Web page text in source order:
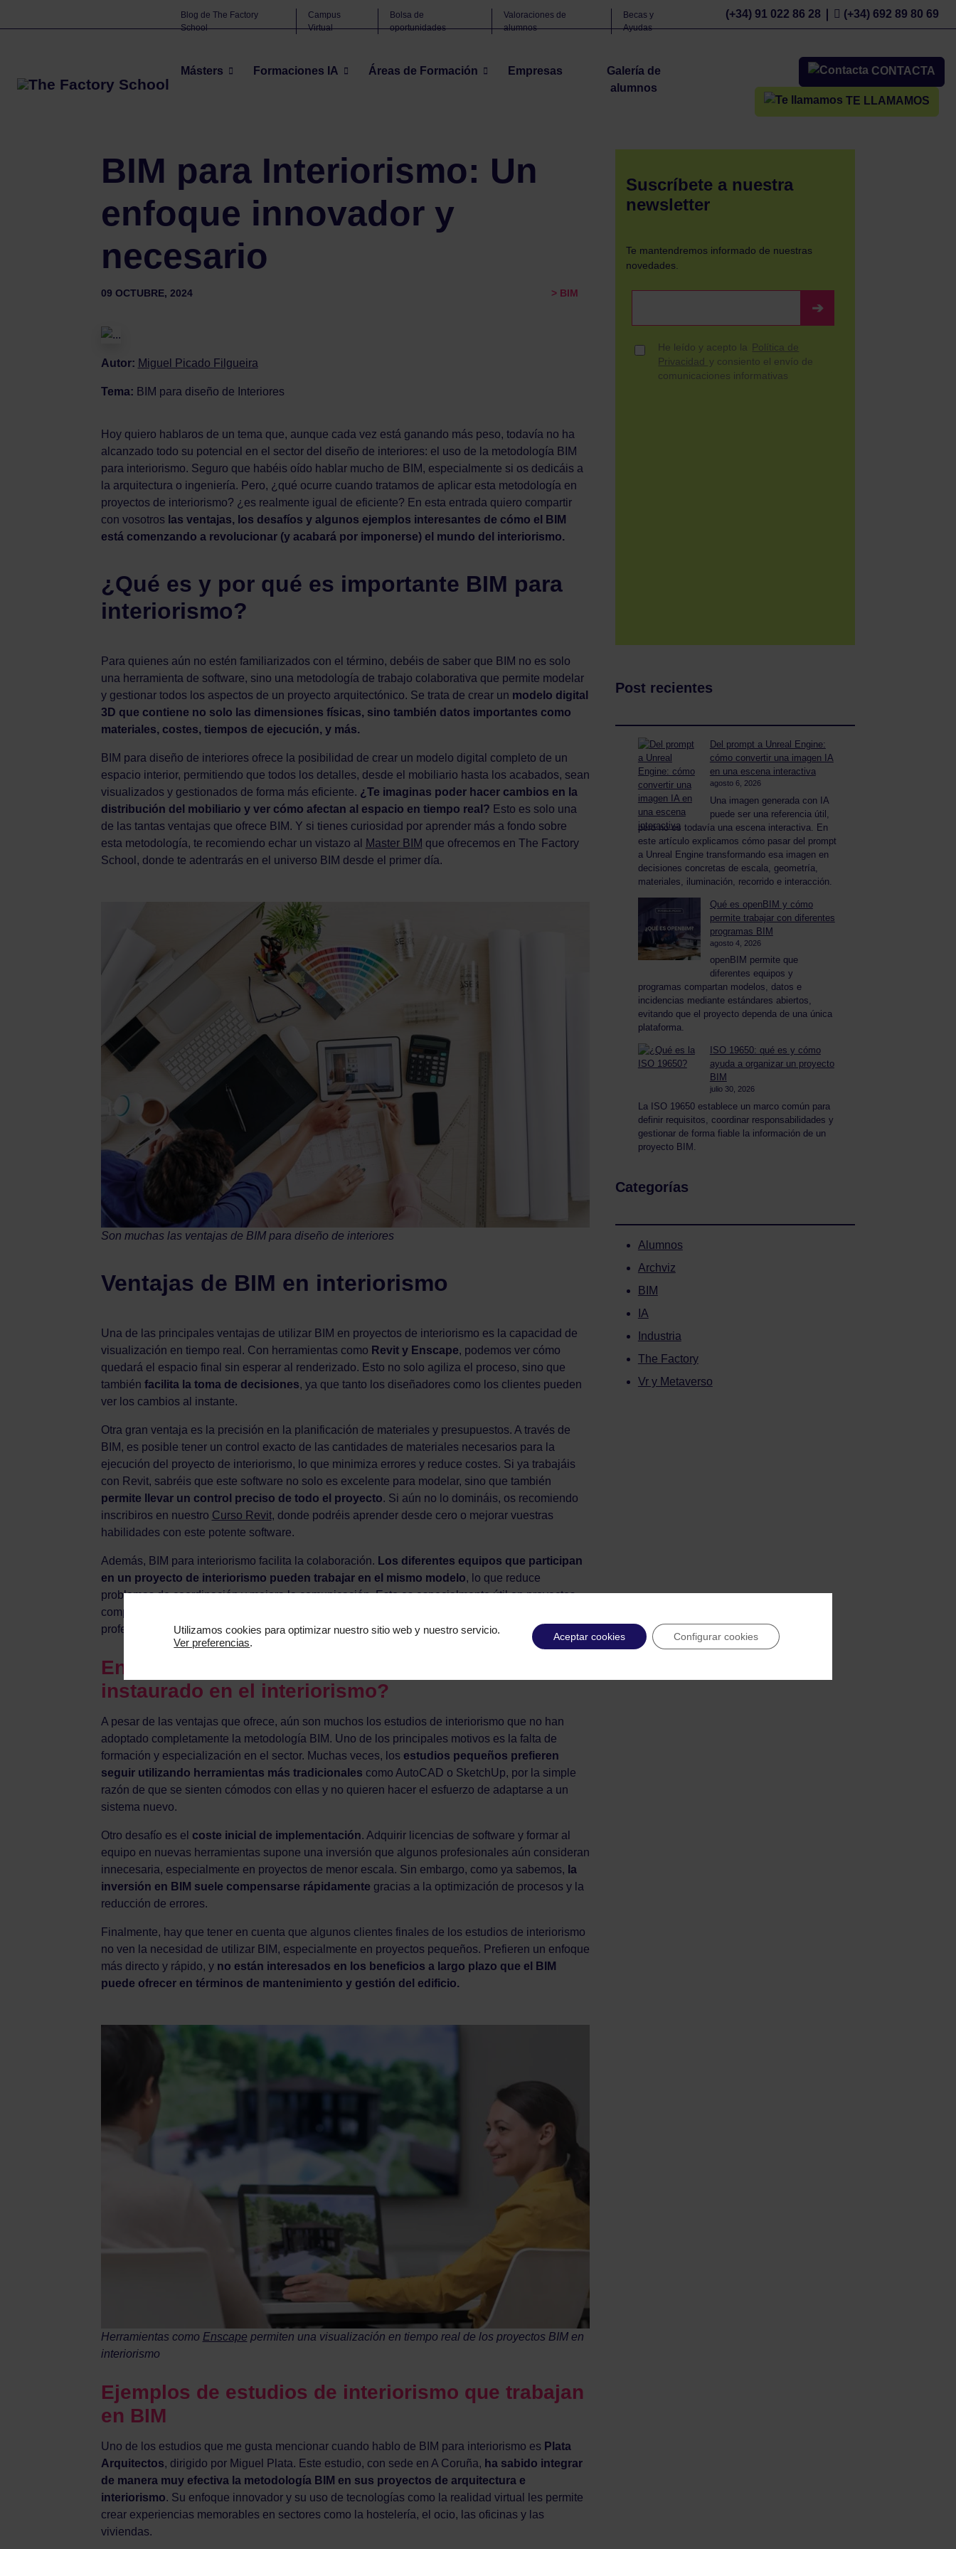
Másters Formaciones IA Áreas de Formación Empresas
Galería de
alumnos
Blog de The Factory
School
Campus
Virtual
Bolsa de
oportunidades
Valoraciones de
alumnos
Becas y
Ayudas
CONTACTA
TE LLAMAMOS
(+34) 91 022 86 28 (+34) 692 89 80 69
BIM para Interiorismo: Un
enfoque innovador y
necesario
09 OCTUBRE, 2024 > BIM
Autor: Miguel Picado Filgueira
Tema: BIM para diseño de Interiores
Hoy quiero hablaros de un tema que, aunque cada vez está ganando más peso, todavía no ha
alcanzado todo su potencial en el sector del diseño de interiores: el uso de la metodología BIM
para interiorismo. Seguro que habéis oído hablar mucho de BIM, especialmente si os dedicáis a
la arquitectura o ingeniería. Pero, ¿qué ocurre cuando tratamos de aplicar esta metodología en
proyectos de interiorismo? ¿es realmente igual de eficiente? En esta entrada quiero compartir
con vosotros las ventajas, los desafíos y algunos ejemplos interesantes de cómo el BIM
está comenzando a revolucionar (y acabará por imponerse) el mundo del interiorismo.
¿Qué es y por qué es importante BIM para
interiorismo?
Para quienes aún no estén familiarizados con el término, debéis de saber que BIM no es solo
una herramienta de software, sino una metodología de trabajo colaborativa que permite modelar
y gestionar todos los aspectos de un proyecto arquitectónico. Se trata de crear un modelo digital
3D que contiene no solo las dimensiones físicas, sino también datos importantes como
materiales, costes, tiempos de ejecución, y más.
BIM para diseño de interiores ofrece la posibilidad de crear un modelo digital completo de un
espacio interior, permitiendo que todos los detalles, desde el mobiliario hasta los acabados, sean
visualizados y gestionados de forma más eficiente. ¿Te imaginas poder hacer cambios en la
distribución del mobiliario y ver cómo afectan al espacio en tiempo real? Esto es solo una
de las tantas ventajas que ofrece BIM. Y si tienes curiosidad por aprender más a fondo sobre
esta metodología, te recomiendo echar un vistazo al
Master BIM que ofrecemos en The Factory
School, donde te adentrarás en el universo BIM desde el primer día.
Son muchas las ventajas de BIM para diseño de interiores
Ventajas de BIM en interiorismo
Una de las principales ventajas de utilizar BIM en proyectos de interiorismo es la capacidad de
visualización en tiempo real. Con herramientas como Revit y Enscape, podemos ver cómo
quedará el espacio final sin esperar al renderizado. Esto no solo agiliza el proceso, sino que
también facilita la toma de decisiones, ya que tanto los diseñadores como los clientes pueden
ver los cambios al instante.
Otra gran ventaja es la precisión en la planificación de materiales y presupuestos. A través de
BIM, es posible tener un control exacto de las cantidades de materiales necesarios para la
ejecución del proyecto de interiorismo, lo que minimiza errores y reduce costes. Si ya trabajáis
con Revit, sabréis que este software no solo es excelente para modelar, sino que también
permite llevar un control preciso de todo el proyecto. Si aún no lo domináis, os recomiendo
inscribiros en nuestro Curso Revit, donde podréis aprender desde cero o mejorar vuestras
habilidades con este potente software.
Además, BIM para interiorismo facilita la colaboración. Los diferentes equipos que participan
en un proyecto de interiorismo pueden trabajar en el mismo modelo, lo que reduce
problemas de coordinación y mejora la comunicación. Esto es especialmente útil en proyectos
complejos, como hoteles o centros comerciales, donde se requiera la intervención de múltiples
profesionales.
Entonces, ¿por qué BIM aún no está plenamente
instaurado en el interiorismo?
A pesar de las ventajas que ofrece, aún son muchos los estudios de interiorismo que no han
adoptado completamente la metodología BIM. Uno de los principales motivos es la falta de
formación y especialización en el sector. Muchas veces, los estudios pequeños prefieren
seguir utilizando herramientas más tradicionales como AutoCAD o SketchUp, por la simple
razón de que se sienten cómodos con ellas y no quieren hacer el esfuerzo de adaptarse a un
sistema nuevo.
Otro desafío es el coste inicial de implementación. Adquirir licencias de software y formar al
equipo en nuevas herramientas supone una inversión que algunos profesionales aún consideran
innecesaria, especialmente en proyectos de menor escala. Sin embargo, como ya sabemos, la
inversión en BIM suele compensarse rápidamente gracias a la optimización de procesos y la
reducción de errores.
Finalmente, hay que tener en cuenta que algunos clientes finales de los estudios de interiorismo
no ven la necesidad de utilizar BIM, especialmente en proyectos pequeños. Prefieren un enfoque
más directo y rápido, y no están interesados en los beneficios a largo plazo que el BIM
puede ofrecer en términos de mantenimiento y gestión del edificio.
Herramientas como Enscape permiten una visualización en tiempo real de los proyectos BIM en
interiorismo
Ejemplos de estudios de interiorismo que trabajan
en BIM
Uno de los estudios que me gusta mencionar cuando hablo de BIM para interiorismo es Plata
Arquitectos, dirigido por Miguel Plata. Este estudio, con sede en A Coruña, ha sabido integrar
de manera muy efectiva la metodología BIM en sus proyectos de arquitectura e
interiorismo. Su enfoque innovador y su uso de tecnologías como la realidad virtual les permite
crear experiencias memorables en sectores como la hostelería, el ocio, las oficinas y las
viviendas.
Suscríbete a nuestra
newsletter
Te mantendremos informado de nuestras
novedades.
Post recientes
Del prompt a Unreal Engine:
cómo convertir una imagen IA
en una escena interactiva
agosto 6, 2026
Una imagen generada con IA
puede ser una referencia útil,
pero no es todavía una escena interactiva. En
este artículo explicamos cómo pasar del prompt
a Unreal Engine transformando esa imagen en
decisiones concretas de escala, geometría,
materiales, iluminación, recorrido e interacción.
Qué es openBIM y cómo
permite trabajar con diferentes
programas BIM
agosto 4, 2026
openBIM permite que
diferentes equipos y
programas compartan modelos, datos e
incidencias mediante estándares abiertos,
evitando que el proyecto dependa de una única
plataforma.
ISO 19650: qué es y cómo
ayuda a organizar un proyecto
BIM
julio 30, 2026
La ISO 19650 establece un marco común para
definir requisitos, coordinar responsabilidades y
gestionar de forma fiable la información de un
proyecto BIM.
Categorías
Alumnos
Archviz
BIM
IA
Industria
The Factory
Vr y Metaverso
Utilizamos cookies para optimizar nuestro sitio web y nuestro servicio.
Ver preferencias.
Aceptar cookies Configurar cookies